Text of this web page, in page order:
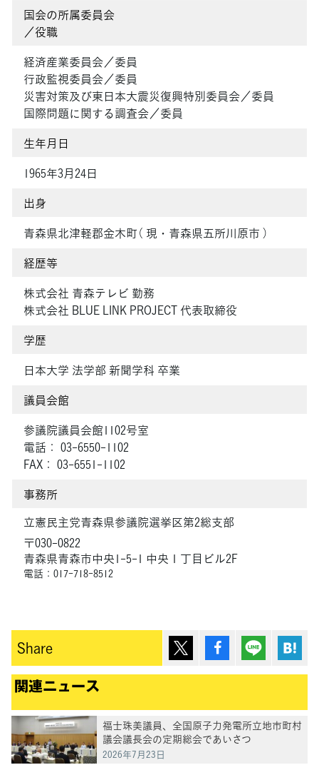
国会の所属委員会
／役職
経済産業委員会／委員
行政監視委員会／委員
災害対策及び東日本大震災復興特別委員会／委員
国際問題に関する調査会／委員
生年月日
1965年3月24日
出身
青森県北津軽郡金木町（ 現・青森県五所川原市 ）
経歴等
株式会社 青森テレビ 勤務
株式会社 BLUE LINK PROJECT 代表取締役
学歴
日本大学 法学部 新聞学科 卒業
議員会館
参議院議員会館1102号室
電話： 03-6550-1102
FAX： 03-6551-1102
事務所
立憲民主党青森県参議院選挙区第2総支部
〒030-0822
青森県青森市中央1-5-1 中央１丁目ビル2F
電話：017-718-8512
Share ポスト シェア Lineで送
関連ニュース
福士珠美議員、全国原子力発電所立地市町村
議会議長会の定期総会であいさつ
2026年7月23日